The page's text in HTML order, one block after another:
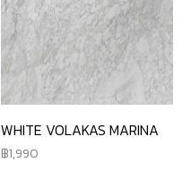
WHITE VOLAKAS MARINA
1,990